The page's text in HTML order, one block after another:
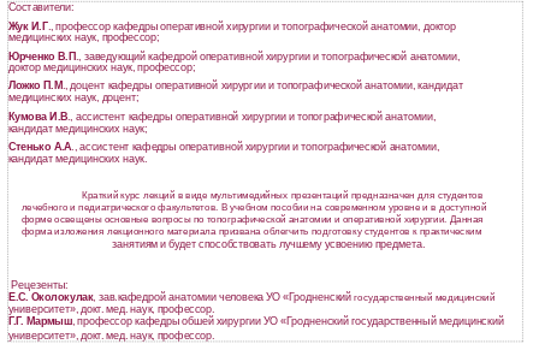
Составители:
Жук И.Г., профессор кафедры оперативной хирургии и топографической анатомии, доктор
медицинских наук, профессор;
Юрченко В.П
., заведующий кафедрой оперативной хирургии и топографической анатомии,
доктор медицинских наук, профессор;
Ложко П.М., доцент кафедры оперативной хирургии и топографической анатомии, кандидат
медицинских наук, доцент;
Кумова И.В., ассистент кафедры оперативной хирургии и топографической анатомии,
кандидат медицинских наук;
Стенько А.А., ассистент кафедры оперативной хирургии и топографической анатомии,
кандидат медицинских наук.
Краткий курс лекций в виде мультимедийных презентаций предназначен для студентов
лечебного и педиатрического факультетов. В учебном пособии на современном уровне и в доступной
форме освещены основные вопросы по топографической анатомии и оперативной хирургии. Данная
форма изложения лекционного материала призвана облегчить подготовку студентов к практическим
занятиям и будет способствовать лучшему усвоению предмета.
Рецезенты:
Е.С. Околокулак, зав.кафедрой анатомии человека УО «Гродненский государственный медицинский
университет», докт. мед. наук, профессор.
Г.Г. Мармыш, профессор кафедры обшей хирургии УО «Гродненский государственный медицинский
университет», докт. мед. наук, профессор.